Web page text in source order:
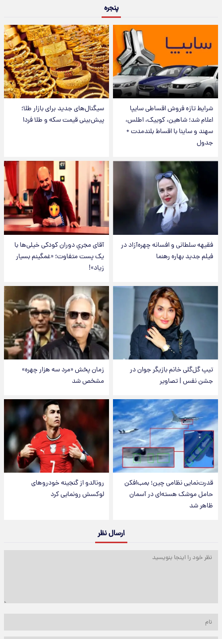
پنجره
شرایط تازه فروش اقساطی سایپا
اعلام شد؛ شاهین، کوییک، اطلس،
سهند و ساینا با اقساط بلندمدت +
جدول
سیگنال‌های جدید برای بازار طلا؛
پیش‌بینی قیمت سکه و طلا فردا
فقیهه سلطانی و افسانه چهره‌آزاد در
فیلم جدید بهاره رهنما
آقای مجریِ دوران کودکی خیلی‌ها با
یک پست متفاوت؛ «غمگینم بسیار
زیاد»!
تیپ گل‌گلی خانم بازیگر جوان در
جشن نفس | تصاویر
زمان پخش «مرد سه هزار چهره»
مشخص شد
قدرت‌نمایی نظامی چین؛ بمب‌افکن
حامل موشک هسته‌ای در آسمان
ظاهر شد
رونالدو از گنجینه خودروهای
لوکسش رونمایی کرد
ارسال نظر